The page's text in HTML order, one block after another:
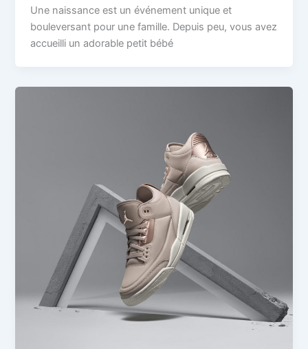
Une naissance est un événement unique et
bouleversant pour une famille. Depuis peu, vous avez
accueilli un adorable petit bébé